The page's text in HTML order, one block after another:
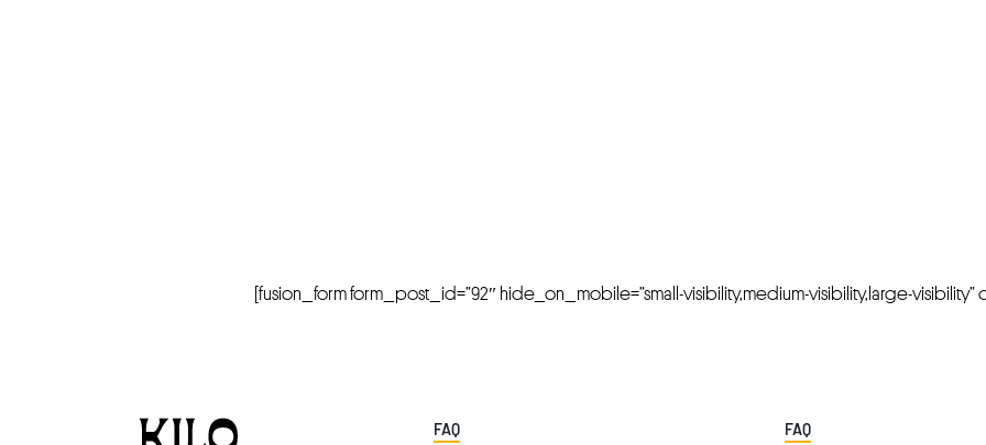
[fusion_form form_post_id=”92″ hide_on_mobile=”small-visibility,medium-visibility,large-visibility”
FAQ FAQ